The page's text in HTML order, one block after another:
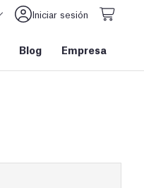
Iniciar sesión
Blog Empresa